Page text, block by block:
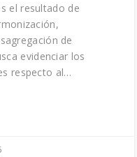
el resultado de
de
evidenciar los
respecto al…